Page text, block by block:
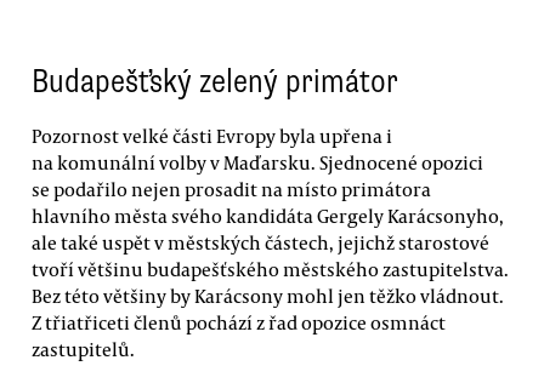
Budapešťský zelený primátor
Pozornost velké části Evropy byla upřena i
na komunální volby v Maďarsku. Sjednocené opozici
se podařilo nejen prosadit na místo primátora
hlavního města svého kandidáta Gergely Karácsonyho,
ale také uspět v městských částech, jejichž starostové
tvoří většinu budapešťského městského zastupitelstva.
Bez této většiny by Karácsony mohl jen těžko vládnout.
Z třiatřiceti členů pochází z řad opozice osmnáct
zastupitelů.